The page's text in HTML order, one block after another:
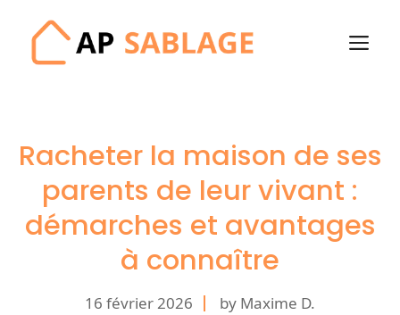
contenu
Racheter la maison de ses
parents de leur vivant :
démarches et avantages
à connaître
16 février 2026 by Maxime D.